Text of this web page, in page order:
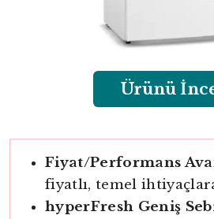
Ürünü
Fiyat/Performans
fiyatlı, temel
hyperFresh Geniş